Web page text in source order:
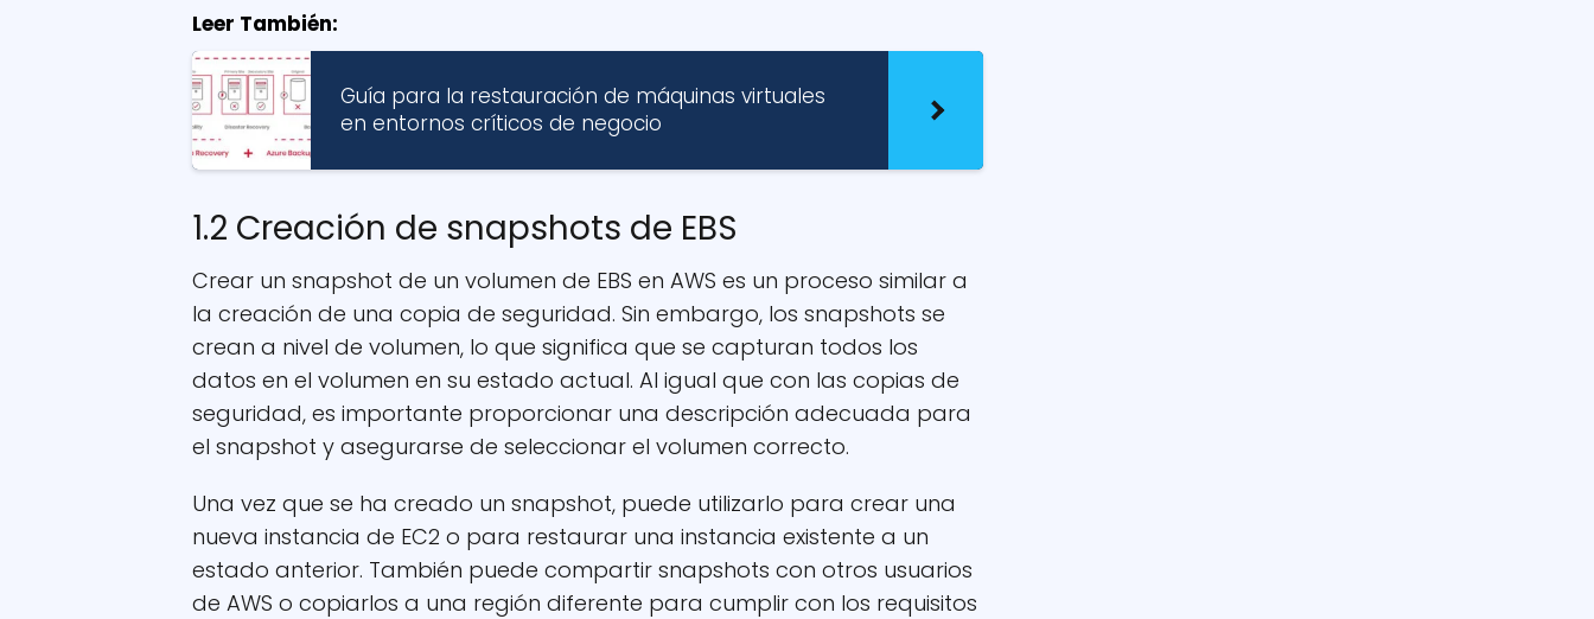
Leer También:
Guía para la restauración de máquinas virtuales
en entornos críticos de negocio
1.2 Creación de snapshots de EBS
Crear un snapshot de un volumen de EBS en AWS es un proceso similar a
la creación de una copia de seguridad. Sin embargo, los snapshots se
crean a nivel de volumen, lo que significa que se capturan todos los
datos en el volumen en su estado actual. Al igual que con las copias de
seguridad, es importante proporcionar una descripción adecuada para
el snapshot y asegurarse de seleccionar el volumen correcto.
Una vez que se ha creado un snapshot, puede utilizarlo para crear una
nueva instancia de EC2 o para restaurar una instancia existente a un
estado anterior. También puede compartir snapshots con otros usuarios
de AWS o copiarlos a una región diferente para cumplir con los requisitos